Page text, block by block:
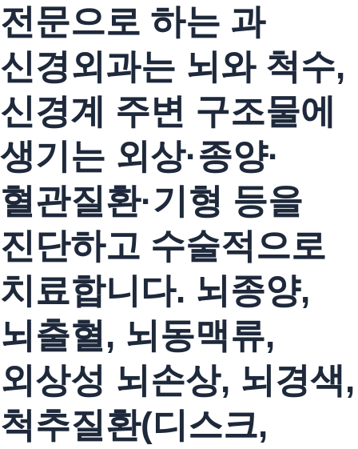
전문으로 하는 과
신경외과는 뇌와 척수,
신경계 주변 구조물에
생기는 외상·종양·
혈관질환·기형 등을
진단하고 수술적으로
치료합니다. 뇌종양,
뇌출혈, 뇌동맥류,
외상성 뇌손상, 뇌경색,
척추질환(디스크,